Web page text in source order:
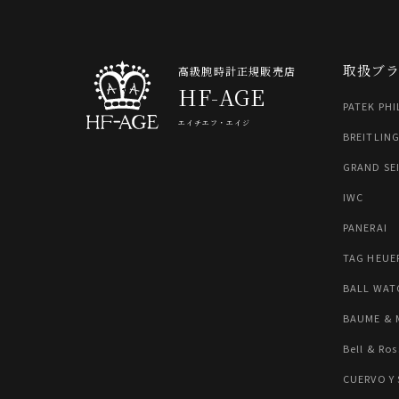
高級腕時計正規販売店
HF-AGE
エイチエフ・エイジ
取扱ブ
PATEK
BREITLING
GRAND
IWC
PANERAI
TAG
BALL
BAUME &
Bell &
CUERVO